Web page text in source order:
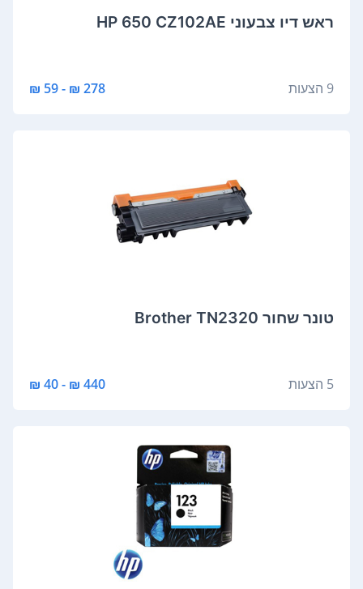
‏ראש דיו ‏צבעוני HP 650 CZ102AE
9 הצעות 278 ₪ - 59 ₪
‏טונר ‏שחור Brother TN2320
5 הצעות 440 ₪ - 40 ₪